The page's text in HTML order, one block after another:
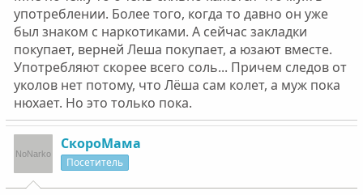
употреблении. Более того, когда то давно он уже
был знаком с наркотиками. А сейчас закладки
покупает, верней Леша покупает, а юзают вместе.
Употребляют скорее всего соль... Причем следов от
уколов нет потому, что Лёша сам колет, а муж пока
нюхает. Но это только пока.
СкороМама
Посетитель